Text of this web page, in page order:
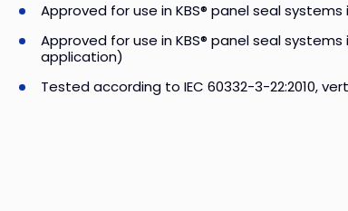
Approved for use in KBS® panel seal
Approved for use in KBS® panel seal
application)
Tested according to IEC 60332-3-22:2010,